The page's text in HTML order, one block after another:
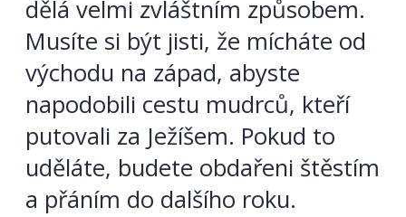
dělá velmi zvláštním způsobem.
Musíte si být jisti, že mícháte od
východu na západ, abyste
napodobili cestu mudrců, kteří
putovali za Ježíšem. Pokud to
uděláte, budete obdařeni štěstím
a přáním do dalšího roku.